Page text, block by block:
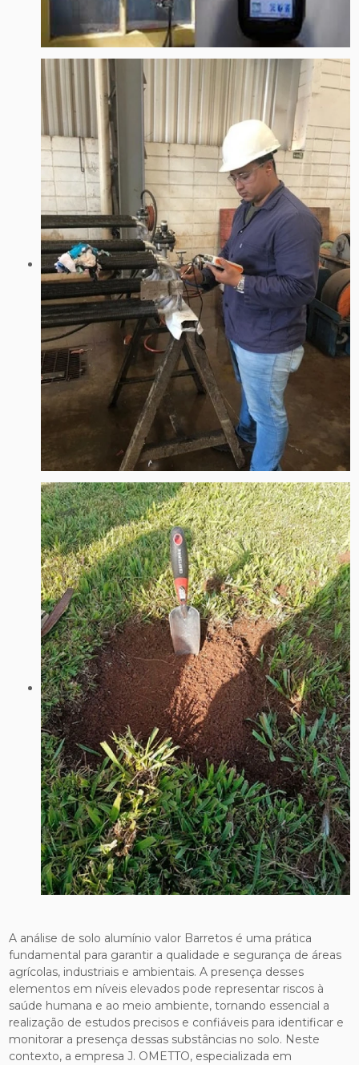
A análise de solo alumínio valor Barretos é uma prática
fundamental para garantir a qualidade e segurança de áreas
agrícolas, industriais e ambientais. A presença desses
elementos em níveis elevados pode representar riscos à
saúde humana e ao meio ambiente, tornando essencial a
realização de estudos precisos e confiáveis para identificar e
monitorar a presença dessas substâncias no solo. Neste
contexto, a empresa J. OMETTO, especializada em